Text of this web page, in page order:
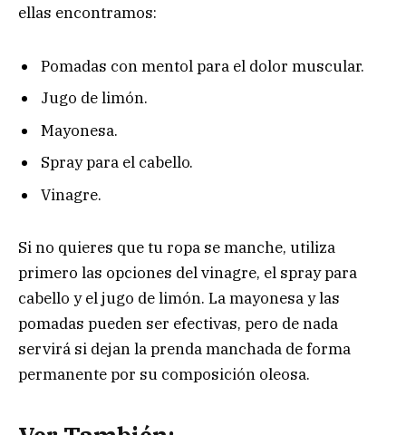
ellas encontramos:
Pomadas con mentol para el dolor muscular.
Jugo de limón.
Mayonesa.
Spray para el cabello.
Vinagre.
Si no quieres que tu ropa se manche, utiliza
primero las opciones del vinagre, el spray para
cabello y el jugo de limón. La mayonesa y las
pomadas pueden ser efectivas, pero de nada
servirá si dejan la prenda manchada de forma
permanente por su composición oleosa.